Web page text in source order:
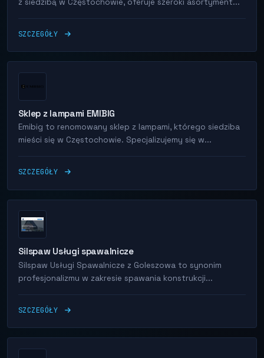
SZCZEGÓŁY
Sklep z lampami EMIBIG
Emibig to renomowany sklep z lampami, którego siedziba
mieści się w Częstochowie. Specjalizujemy się w...
SZCZEGÓŁY
Silspaw Usługi spawalnicze
Silspaw Usługi Spawalnicze z Goleszowa to synonim
profesjonalizmu w zakresie spawania konstrukcji...
SZCZEGÓŁY